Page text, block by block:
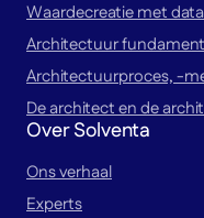
Waardecreatie met
Architectuur
Architectuurproces, -
De architect en de
Over Solventa
Ons verhaal
Experts